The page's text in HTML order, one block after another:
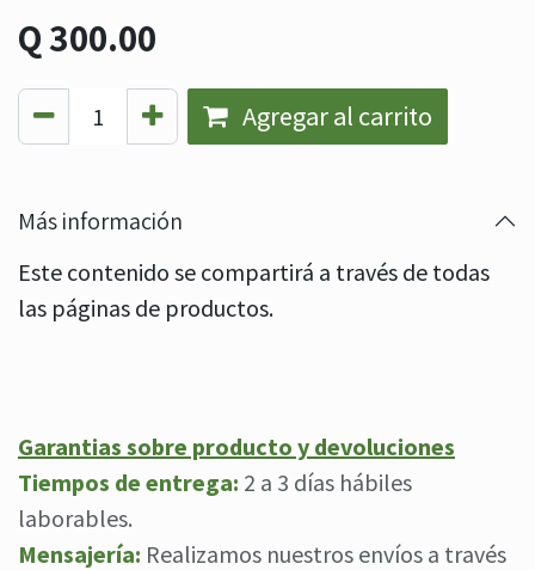
Q300.00
Agregar al carrito
Más información
Este contenido se compartirá a través de todas
las páginas de productos.
Garantias sobre producto y devoluciones
Tiempos de entrega: 2 a 3 días hábiles
laborables.
Mensajería: Realizamos nuestros envíos a través